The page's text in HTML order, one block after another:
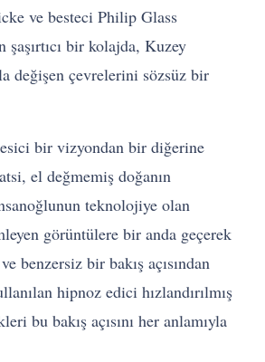
ve besteci Philip Glass
şaşırtıcı bir kolajda, Kuzey
değişen çevrelerini sözsüz bir
bir vizyondan bir diğerine
el değmemiş doğanın
teknolojiye olan
görüntülere bir anda geçerek
benzersiz bir bakış açısından
hipnoz edici hızlandırılmış
bu bakış açısını her anlamıyla